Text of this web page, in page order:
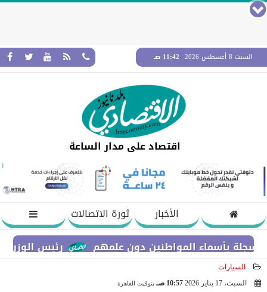
السبت 8 أغسطس 2026 11:42 صـ
اقتصاد على مدار الساعة
الأخبار
ثورة الاتصالات
رئيس الوزراء
بأسماء المواطنين دون علمهم
السيارات
السبت، 17 يناير 2026
10:57 صـ بتوقيت القاهرة